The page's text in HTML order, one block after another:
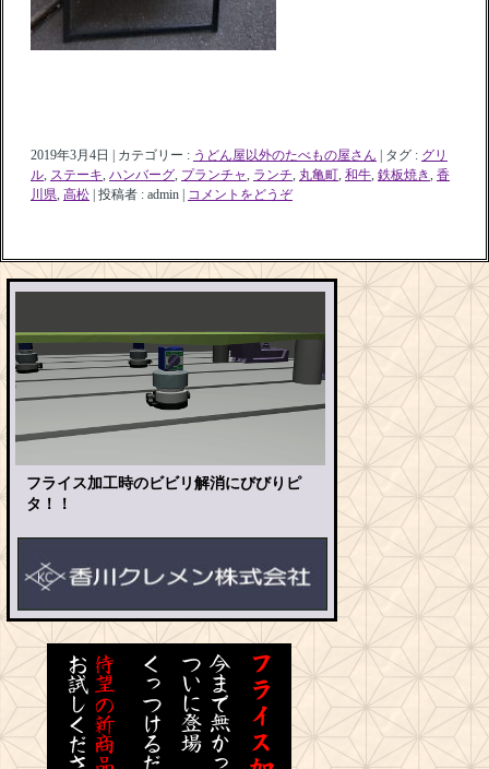
2019年3月4日 カテゴリー : うどん屋以外のたべもの屋さん タグ : グリ
ル, ステーキ, ハンバーグ, プランチャ, ランチ, 丸亀町, 和牛, 鉄板焼き, 香
川県, 高松 投稿者 : admin コメントをどうぞ
フライス加工時のビビリ解消にびびりピ
タ！！